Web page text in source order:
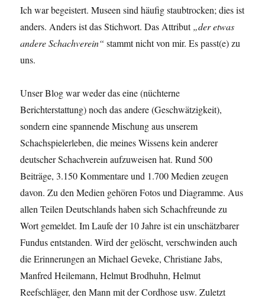
Ich war begeistert. Museen sind häufig staubtrocken; dies ist
anders. Anders ist das Stichwort. Das Attribut„der etwas
andere Schachverein“ stammt nicht von mir. Es passt(e) zu
uns.
Unser Blog war weder das eine (nüchterne
Berichterstattung) noch das andere (Geschwätzigkeit),
sondern eine spannende Mischung aus unserem
Schachspielerleben, die meines Wissens kein anderer
deutscher Schachverein aufzuweisen hat. Rund 500
Beiträge, 3.150 Kommentare und 1.700 Medien zeugen
davon. Zu den Medien gehören Fotos und Diagramme. Aus
allen Teilen Deutschlands haben sich Schachfreunde zu
Wort gemeldet. Im Laufe der 10 Jahre ist ein unschätzbarer
Fundus entstanden. Wird der gelöscht, verschwinden auch
die Erinnerungen an Michael Geveke, Christiane Jabs,
Manfred Heilemann, Helmut Brodhuhn, Helmut
Reefschläger, den Mann mit der Cordhose usw. Zuletzt